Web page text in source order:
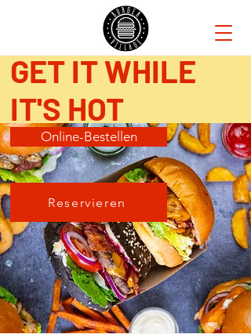
GET IT WHILE
IT'S HOT
Online-Bestellen
Reservieren